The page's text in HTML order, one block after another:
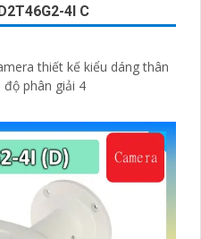
4I C
thiết kế kiểu dáng thân
độ phân giải 4